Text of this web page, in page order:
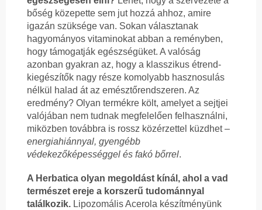
bőség közepette sem jut hozzá ahhoz, amire
igazán szüksége van. Sokan választanak
hagyományos vitaminokat abban a reményben,
hogy támogatják egészségüket. A valóság
azonban gyakran az, hogy a klasszikus étrend-
kiegészítők nagy része komolyabb hasznosulás
nélkül halad át az emésztőrendszeren. Az
eredmény? Olyan termékre költ, amelyet a sejtjei
valójában nem tudnak megfelelően felhasználni,
miközben továbbra is rossz közérzettel küzdhet –
energiahiánnyal, gyengébb
védekezőképességgel és fakó bőrrel.
A Herbatica olyan megoldást kínál, ahol a vad
természet ereje a korszerű tudománnyal
találkozik. Lipozomális Acerola készítményünk